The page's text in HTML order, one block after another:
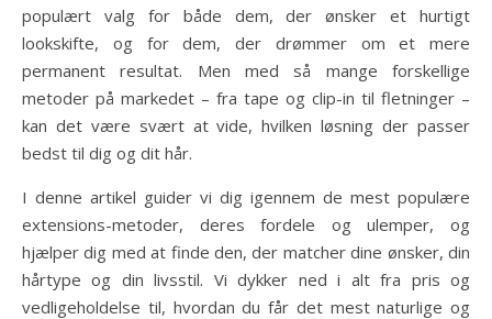
populært valg for både dem, der ønsker et hurtigt
lookskifte, og for dem, der drømmer om et mere
permanent resultat. Men med så mange forskellige
metoder på markedet – fra tape og clip-in til fletninger –
kan det være svært at vide, hvilken løsning der passer
bedst til dig og dit hår.
I denne artikel guider vi dig igennem de mest populære
extensions-metoder, deres fordele og ulemper, og
hjælper dig med at finde den, der matcher dine ønsker, din
hårtype og din livsstil. Vi dykker ned i alt fra pris og
vedligeholdelse til, hvordan du får det mest naturlige og